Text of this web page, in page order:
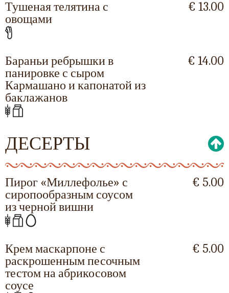
Тушеная телятина с
овощами
€ 13.00
Бараньи ребрышки в
панировке с сыром
Кармашано и капонатой из
баклажанов
€ 14.00
ДЕСЕРТЫ
Пирог «Миллефолье» с
сиропообразным соусом
из черной вишни
€ 5.00
Крем маскарпоне с
раскрошенным песочным
тестом на абрикосовом
соусе
€ 5.00